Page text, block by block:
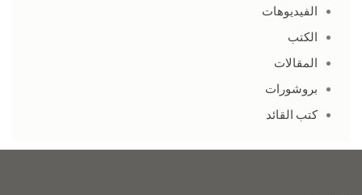
الفيديوهات
الكتب
المقالات
بروشورات
كتب القائد